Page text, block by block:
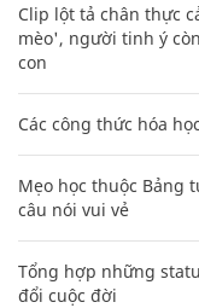
Clip lột tả chân thực
mèo', người tinh ý
con
Các công thức hóa
Mẹo học thuộc Bảng
câu nói vui vẻ
Tổng hợp những
đổi cuộc đời